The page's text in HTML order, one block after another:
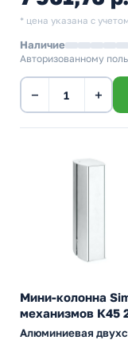
* цена указана с
Наличие
Авторизованному
− +
Мини-колонна
механизмов К45
Алюминиевая